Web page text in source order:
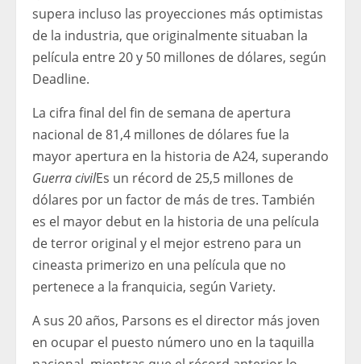
supera incluso las proyecciones más optimistas
de la industria, que originalmente situaban la
película entre 20 y 50 millones de dólares, según
Deadline.
La cifra final del fin de semana de apertura
nacional de 81,4 millones de dólares fue la
mayor apertura en la historia de A24, superando
Guerra civilEs un récord de 25,5 millones de
dólares por un factor de más de tres. También
es el mayor debut en la historia de una película
de terror original y el mejor estreno para un
cineasta primerizo en una película que no
pertenece a la franquicia, según Variety.
A sus 20 años, Parsons es el director más joven
en ocupar el puesto número uno en la taquilla